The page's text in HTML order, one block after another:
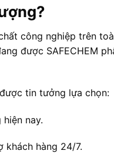
công nghiệp trên
được SAFECHEM
tin tưởng lựa chọn:
nay.
khách hàng 24/7.